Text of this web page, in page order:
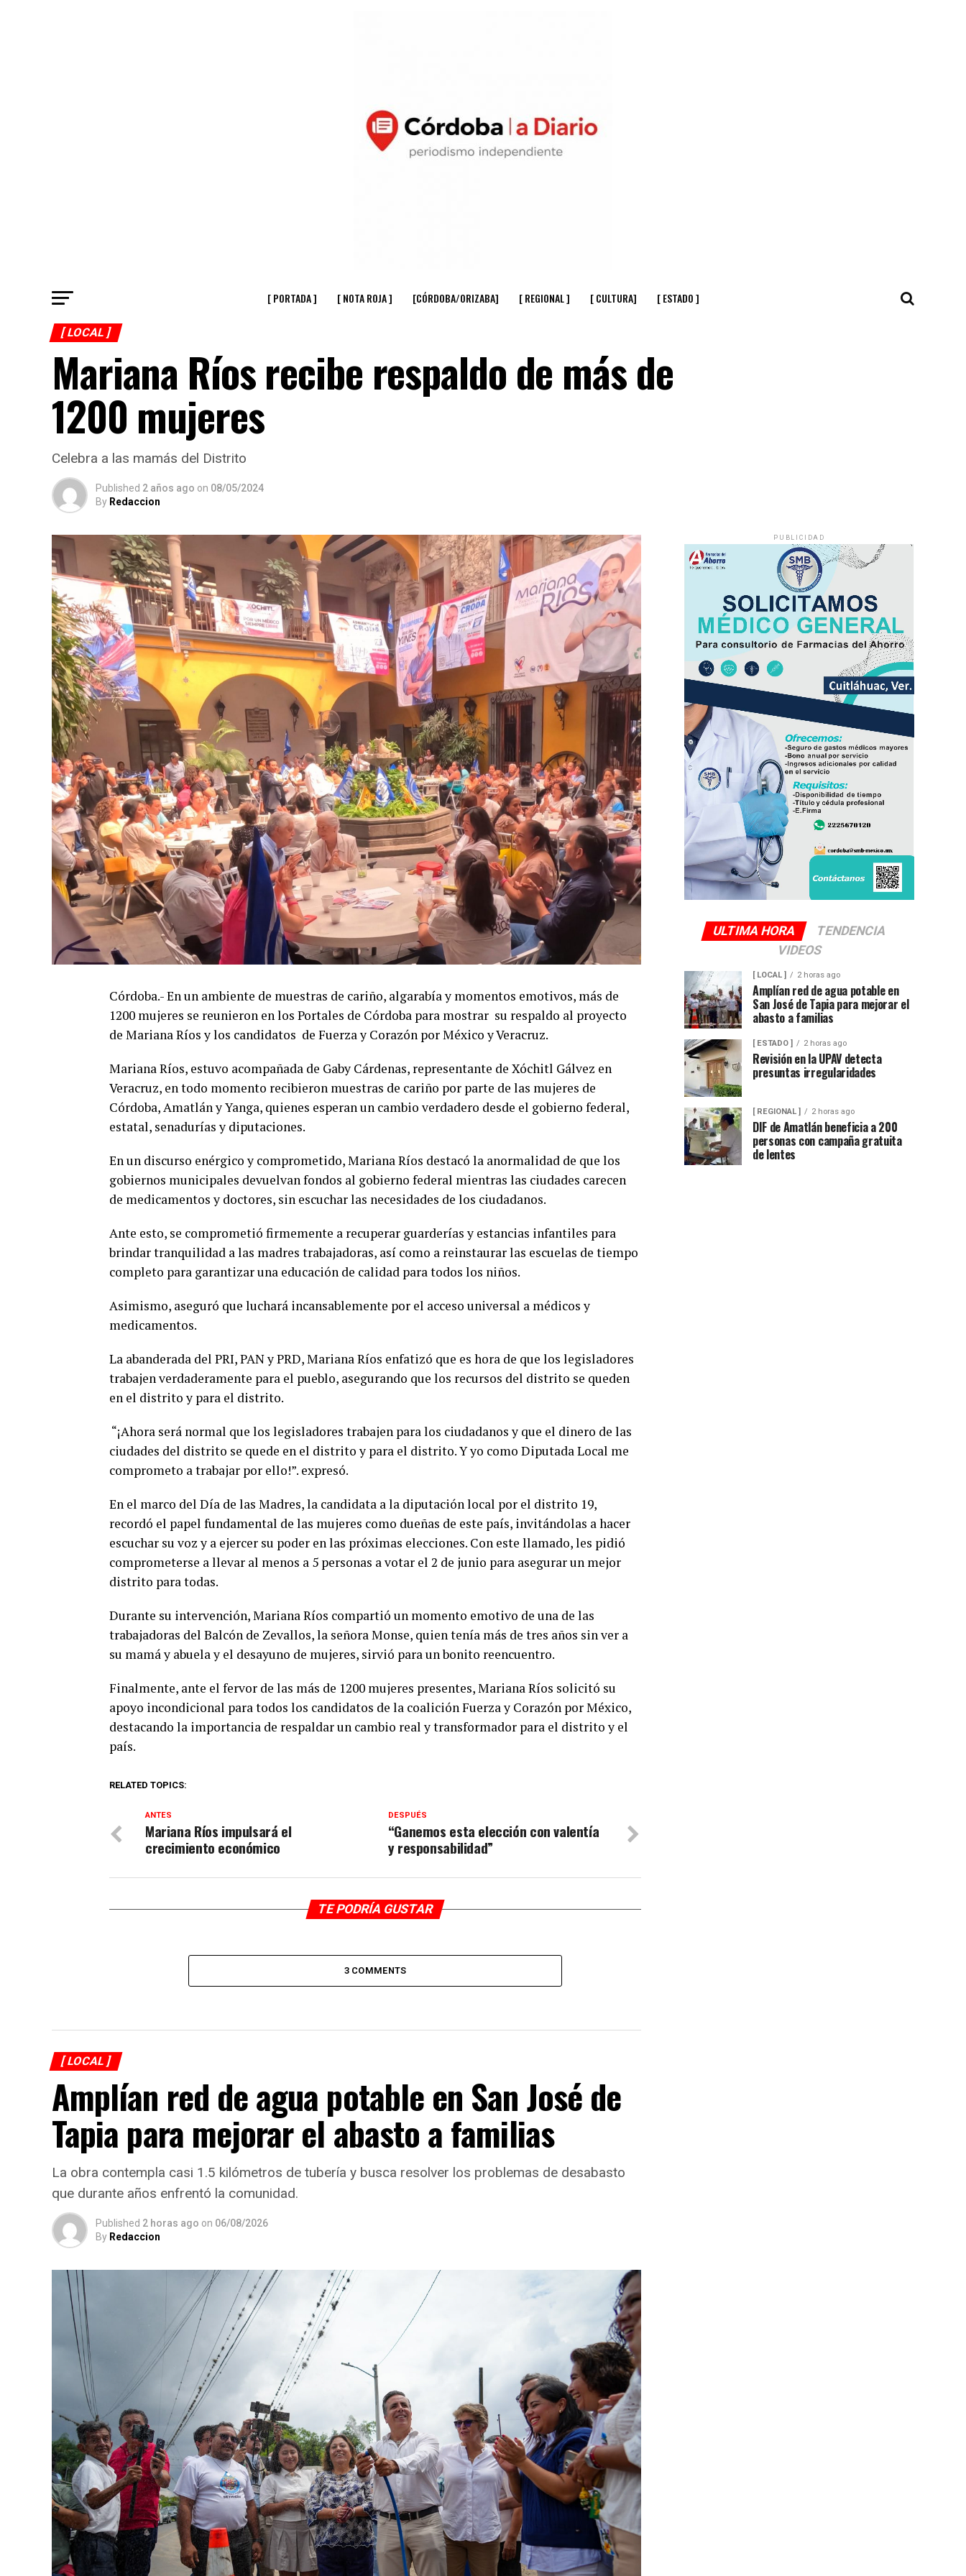
[ PORTADA ] [ NOTA ROJA ] [CÓRDOBA/ORIZABA] [ REGIONAL ] [ CULTURA] [ ESTADO ]
[ LOCAL ]
Mariana Ríos recibe respaldo de más de
1200 mujeres
Celebra a las mamás del Distrito
Published 2 años ago on 08/05/2024
By Redaccion
Córdoba.- En un ambiente de muestras de cariño, algarabía y momentos emotivos, más de
1200 mujeres se reunieron en los Portales de Córdoba para mostrar su respaldo al proyecto
de Mariana Ríos y los candidatos de Fuerza y Corazón por México y Veracruz.
Mariana Ríos, estuvo acompañada de Gaby Cárdenas, representante de Xóchitl Gálvez en
Veracruz, en todo momento recibieron muestras de cariño por parte de las mujeres de
Córdoba, Amatlán y Yanga, quienes esperan un cambio verdadero desde el gobierno federal,
estatal, senadurías y diputaciones.
En un discurso enérgico y comprometido, Mariana Ríos destacó la anormalidad de que los
gobiernos municipales devuelvan fondos al gobierno federal mientras las ciudades carecen
de medicamentos y doctores, sin escuchar las necesidades de los ciudadanos.
Ante esto, se comprometió firmemente a recuperar guarderías y estancias infantiles para
brindar tranquilidad a las madres trabajadoras, así como a reinstaurar las escuelas de tiempo
completo para garantizar una educación de calidad para todos los niños.
Asimismo, aseguró que luchará incansablemente por el acceso universal a médicos y
medicamentos.
La abanderada del PRI, PAN y PRD, Mariana Ríos enfatizó que es hora de que los legisladores
trabajen verdaderamente para el pueblo, asegurando que los recursos del distrito se queden
en el distrito y para el distrito.
“¡Ahora será normal que los legisladores trabajen para los ciudadanos y que el dinero de las
ciudades del distrito se quede en el distrito y para el distrito. Y yo como Diputada Local me
comprometo a trabajar por ello!”. expresó.
En el marco del Día de las Madres, la candidata a la diputación local por el distrito 19,
recordó el papel fundamental de las mujeres como dueñas de este país, invitándolas a hacer
escuchar su voz y a ejercer su poder en las próximas elecciones. Con este llamado, les pidió
comprometerse a llevar al menos a 5 personas a votar el 2 de junio para asegurar un mejor
distrito para todas.
Durante su intervención, Mariana Ríos compartió un momento emotivo de una de las
trabajadoras del Balcón de Zevallos, la señora Monse, quien tenía más de tres años sin ver a
su mamá y abuela y el desayuno de mujeres, sirvió para un bonito reencuentro.
Finalmente, ante el fervor de las más de 1200 mujeres presentes, Mariana Ríos solicitó su
apoyo incondicional para todos los candidatos de la coalición Fuerza y Corazón por México,
destacando la importancia de respaldar un cambio real y transformador para el distrito y el
país.
RELATED TOPICS:
DESPUÉS
“Ganemos esta elección con valentía
y responsabilidad”
ANTES
Mariana Ríos impulsará el
crecimiento económico
TE PODRÍA GUSTAR
3 COMMENTS
[ LOCAL ]
Amplían red de agua potable en San José de
Tapia para mejorar el abasto a familias
La obra contempla casi 1.5 kilómetros de tubería y busca resolver los problemas de desabasto
que durante años enfrentó la comunidad.
Published 2 horas ago on 06/08/2026
By Redaccion
PUBLICIDAD
ULTIMA HORA
TENDENCIA
VIDEOS
[ LOCAL ] 2 horas ago
Amplían red de agua potable en
San José de Tapia para mejorar el
abasto a familias
[ ESTADO ] 2 horas ago
Revisión en la UPAV detecta
presuntas irregularidades
[ REGIONAL ] 2 horas ago
DIF de Amatlán beneficia a 200
personas con campaña gratuita
de lentes